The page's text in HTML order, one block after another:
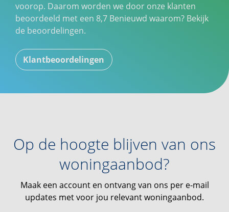
voorop. Daarom worden we door onze klanten
beoordeeld met een 8,7 Benieuwd waarom? Bekijk
de beoordelingen.
Klantbeoordelingen
Op de hoogte blijven van ons
woningaanbod?
Maak een account en ontvang van ons per e-mail
updates met voor jou relevant woningaanbod.